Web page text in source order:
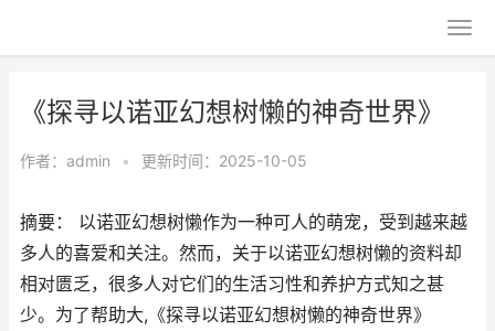
《探寻以诺亚幻想树懒的神奇世界》
作者： admin • 更新时间：2025-10-05
摘要： 以诺亚幻想树懒作为一种可人的萌宠，受到越来越
多人的喜爱和关注。然而，关于以诺亚幻想树懒的资料却
相对匮乏，很多人对它们的生活习性和养护方式知之甚
少。为了帮助大,《探寻以诺亚幻想树懒的神奇世界》